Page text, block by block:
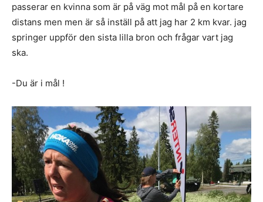
passerar en kvinna som är på väg mot mål på en kortare
distans men men är så inställ på att jag har 2 km kvar. jag
springer uppför den sista lilla bron och frågar vart jag
ska.
-Du är i mål !